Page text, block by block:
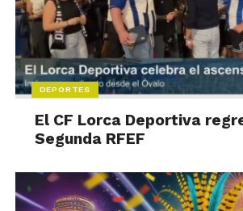
DEPORTES
El CF Lorca Deportiva
Segunda RFEF